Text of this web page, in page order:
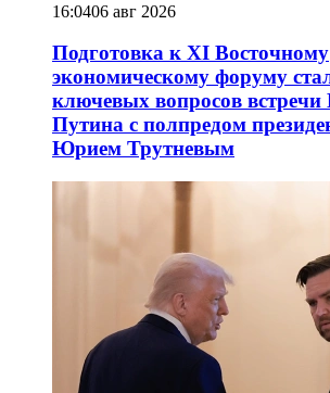
16:0406 авг 2026
Подготовка к XI Восточному
экономическому форуму
ключевых вопросов
Путина с полпредом
Юрием Трутневым